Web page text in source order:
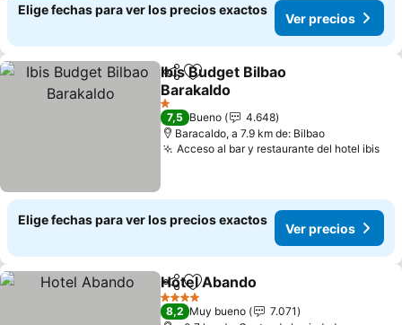
Elige fechas para ver los precios exactos
Ver precios
CompartirAgregar a favoritos
Ibis Budget Bilbao
Barakaldo
Ver precios
1 Estrellas
7,5 Bueno
4.648
Baracaldo, a 7.9 km de: Bilbao
Acceso al bar y restaurante del hotel ibis
Elige fechas para ver los precios exactos
Ver precios
CompartirAgregar a favoritos
Hotel Abando
4 Estrellas
8,2 Muy bueno
7.071